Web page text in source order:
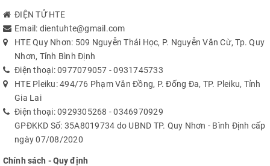
ĐIỆN TỬ HTE
Email: dientuhte@gmail.com
HTE Quy Nhơn: 509 Nguyễn Thái Học, P. Nguyễn Văn Cừ, Tp. Quy
Nhơn, Tỉnh Bình Định
Điện thoại:0977079057 -0931745733
HTE Pleiku: 494/76 Phạm Văn Đồng, P. Đống Đa, TP. Pleiku, Tỉnh
Gia Lai
Điện thoại:0929305268 -0346970929
GPĐKKD Số: 35A8019734 do UBND TP. Quy Nhơn - Bình Định cấp
ngày 07/08/2020
Chính sách - Quy định